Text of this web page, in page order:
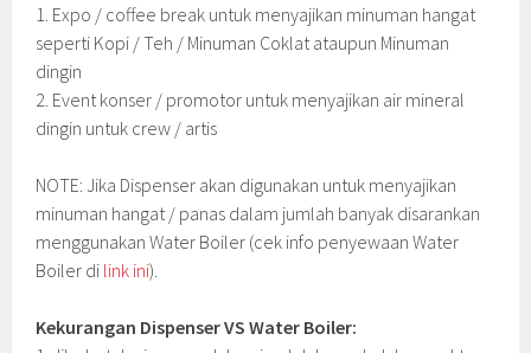
1. Expo / coffee break untuk menyajikan minuman hangat
seperti Kopi / Teh / Minuman Coklat ataupun Minuman
dingin
2. Event konser / promotor untuk menyajikan air mineral
dingin untuk crew / artis
NOTE: Jika Dispenser akan digunakan untuk menyajikan
minuman hangat / panas dalam jumlah banyak disarankan
menggunakan Water Boiler (cek info penyewaan Water
Boiler di link ini).
Kekurangan Dispenser VS Water Boiler: